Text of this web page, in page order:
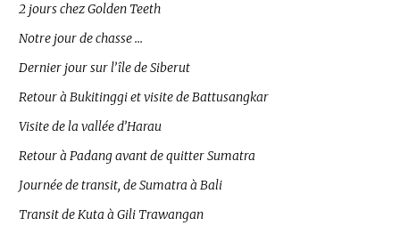
2 jours chez Golden Teeth
Notre jour de chasse …
Dernier jour sur l’île de Siberut
Retour à Bukitinggi et visite de Battusangkar
Visite de la vallée d’Harau
Retour à Padang avant de quitter Sumatra
Journée de transit, de Sumatra à Bali
Transit de Kuta à Gili Trawangan